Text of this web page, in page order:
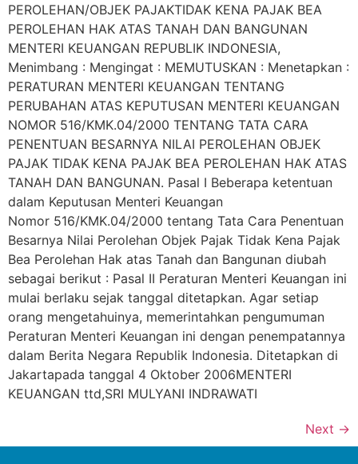
PEROLEHAN/OBJEK PAJAKTIDAK KENA PAJAK BEA
PEROLEHAN HAK ATAS TANAH DAN BANGUNAN
MENTERI KEUANGAN REPUBLIK INDONESIA,
Menimbang : Mengingat : MEMUTUSKAN : Menetapkan :
PERATURAN MENTERI KEUANGAN TENTANG
PERUBAHAN ATAS KEPUTUSAN MENTERI KEUANGAN
NOMOR 516/KMK.04/2000 TENTANG TATA CARA
PENENTUAN BESARNYA NILAI PEROLEHAN OBJEK
PAJAK TIDAK KENA PAJAK BEA PEROLEHAN HAK ATAS
TANAH DAN BANGUNAN. Pasal I Beberapa ketentuan
dalam Keputusan Menteri Keuangan
Nomor 516/KMK.04/2000 tentang Tata Cara Penentuan
Besarnya Nilai Perolehan Objek Pajak Tidak Kena Pajak
Bea Perolehan Hak atas Tanah dan Bangunan diubah
sebagai berikut : Pasal II Peraturan Menteri Keuangan ini
mulai berlaku sejak tanggal ditetapkan. Agar setiap
orang mengetahuinya, memerintahkan pengumuman
Peraturan Menteri Keuangan ini dengan penempatannya
dalam Berita Negara Republik Indonesia. Ditetapkan di
Jakartapada tanggal 4 Oktober 2006MENTERI
KEUANGAN ttd,SRI MULYANI INDRAWATI
Next →